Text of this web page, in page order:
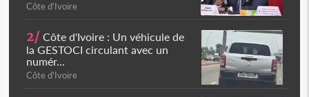
Côte d'Ivoire
2/ Côte d'Ivoire : Un véhicule de
la GESTOCI circulant avec un
numér...
Côte d'Ivoire